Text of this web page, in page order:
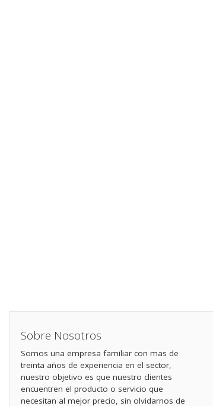
Sobre Nosotros
Somos una empresa familiar con mas de
treinta años de experiencia en el sector,
nuestro objetivo es que nuestro clientes
encuentren el producto o servicio que
necesitan al mejor precio, sin olvidarnos de